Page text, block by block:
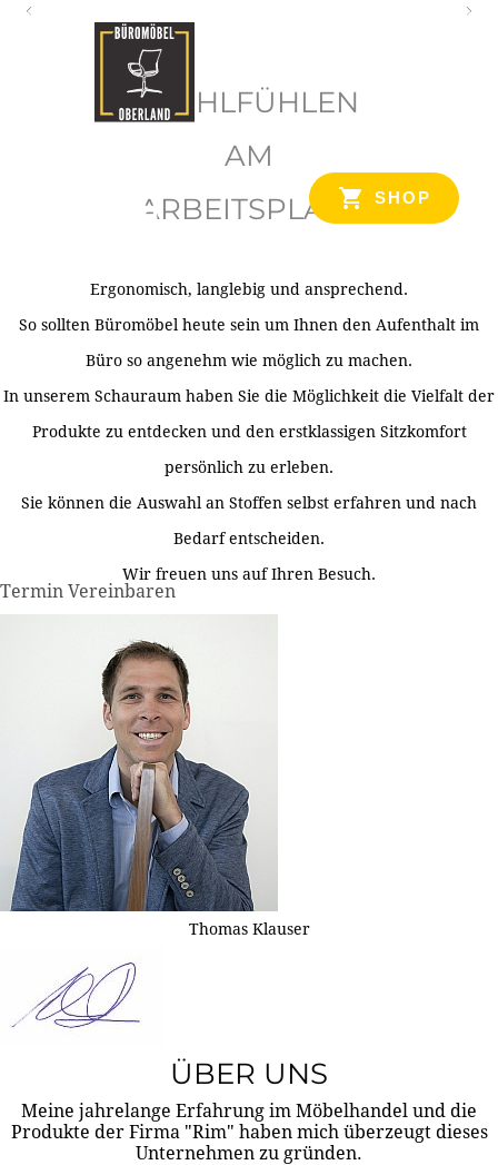
SHOP
WOHLFÜHLEN
AM
ARBEITSPLATZ
Ergonomisch, langlebig und ansprechend.
So sollten Büromöbel heute sein um Ihnen den Aufenthalt im
Büro so angenehm wie möglich zu machen.
In unserem Schauraum haben Sie die Möglichkeit die Vielfalt der
Produkte zu entdecken und den erstklassigen Sitzkomfort
persönlich zu erleben.
Sie können die Auswahl an Stoffen selbst erfahren und nach
Bedarf entscheiden.
Wir freuen uns auf Ihren Besuch.
Termin Vereinbaren
Thomas Klauser
ÜBER UNS
Meine jahrelange Erfahrung im Möbelhandel und die
Produkte der Firma "Rim" haben mich überzeugt dieses
Unternehmen zu gründen.